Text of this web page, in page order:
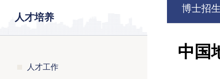
人才培养
人才工作
博士招
中国